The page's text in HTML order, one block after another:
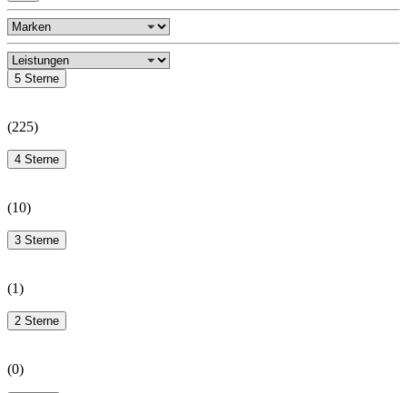
5 Sterne
(225)
4 Sterne
(10)
3 Sterne
(1)
2 Sterne
(0)